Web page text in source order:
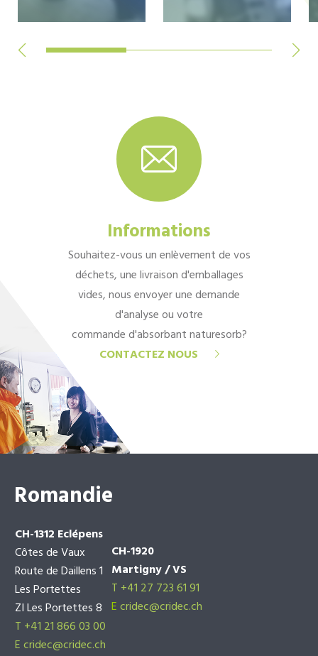
Informations
Souhaitez-vous un enlèvement de vos
déchets, une livraison d'emballages
vides, nous envoyer une demande
d'analyse ou votre
commande d'absorbant naturesorb?
CONTACTEZ NOUS
Romandie
CH-1312 Eclépens
Côtes de Vaux
Route de Daillens 1
Les Portettes
ZI Les Portettes 8
T +41 21 866 03 00
Ecridec@cridec.ch
CH-1920
Martigny / VS
T +41 27 723 61 91
Ecridec@cridec.ch